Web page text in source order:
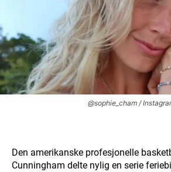
@sophie_cham /
Den amerikanske profesjonelle
Cunningham delte nylig en serie